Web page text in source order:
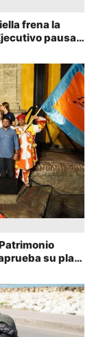
frena la
pausa
su plan